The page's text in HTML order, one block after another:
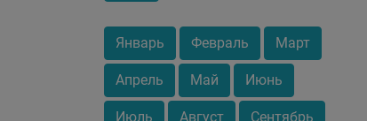
Январь Февраль Март
Апрель Май Июнь
Июль Август Сентябрь